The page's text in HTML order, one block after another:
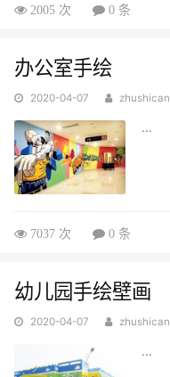
2005 次 0 条
办公室手绘
2020-04-07 zhushican
...
7037 次 0 条
幼儿园手绘壁画
2020-04-07 zhushican
...